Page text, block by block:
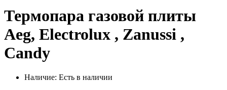
Термопара газовой плиты
Aeg, Electrolux , Zanussi ,
Candy
Наличие: Есть в наличии